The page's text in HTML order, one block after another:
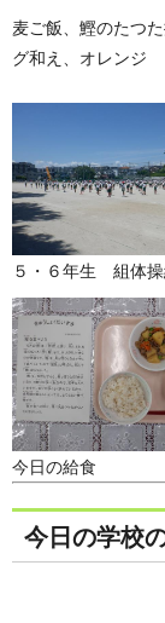
麦ご飯、鰹のたつ
グ和え、オレンジ
５・６年生 組体
今日の給食
今日の学校